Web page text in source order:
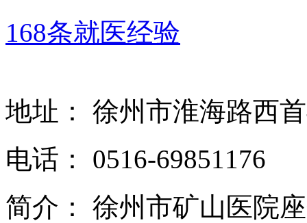
168条就医经验
地址：
徐州市淮海路西
电话：
0516-69851176
简介：
徐州市矿山医院